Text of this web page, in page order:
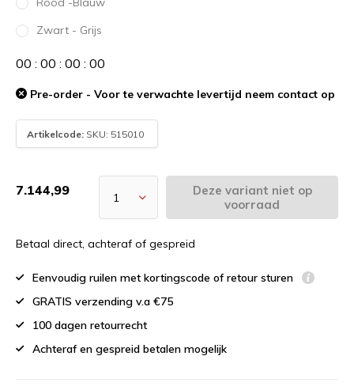
Zwart - Grijs
00 : 00 : 00 : 00
Pre-order - Voor te verwachte levertijd neem contact op
Artikelcode: SKU: 515010
7.144,99
Deze variant niet op
voorraad
Betaal direct, achteraf of gespreid
Eenvoudig ruilen met kortingscode of retour sturen
GRATIS verzending v.a €75
100 dagen retourrecht
Achteraf en gespreid betalen mogelijk